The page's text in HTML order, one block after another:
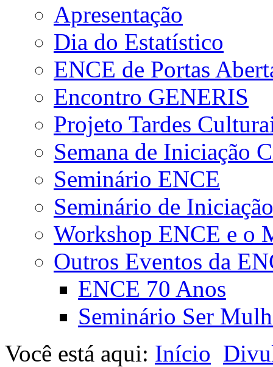
Apresentação
Dia do Estatístico
ENCE de Portas
Encontro GENERIS
Projeto Tardes
Semana de Iniciação
Seminário ENCE
Seminário de
Workshop ENCE e o
Outros Eventos da
ENCE 70 Anos
Seminário Ser
Você está aqui: Início